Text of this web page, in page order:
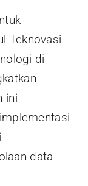
Teknovasi
di
ini
data